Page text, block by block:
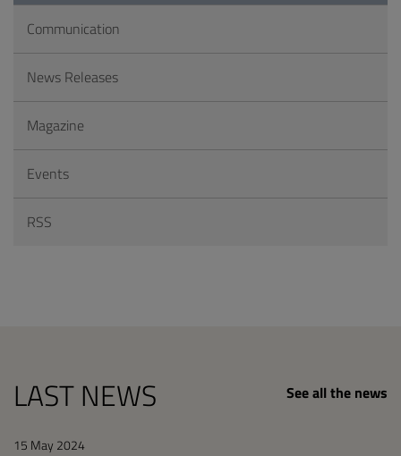
Communication
News Releases
Magazine
Events
RSS
LAST NEWS See all the news
15 May 2024